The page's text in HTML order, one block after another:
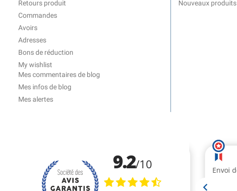
Retours produit
Commandes
Avoirs
Adresses
Bons de réduction
My wishlist
Mes commentaires de blog
Mes infos de blog
Mes alertes
Nouveaux produits